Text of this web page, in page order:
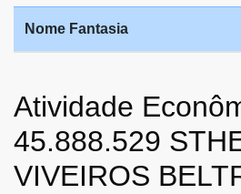
Nome Fantasia
Atividade
45.888.529
VIVEIROS